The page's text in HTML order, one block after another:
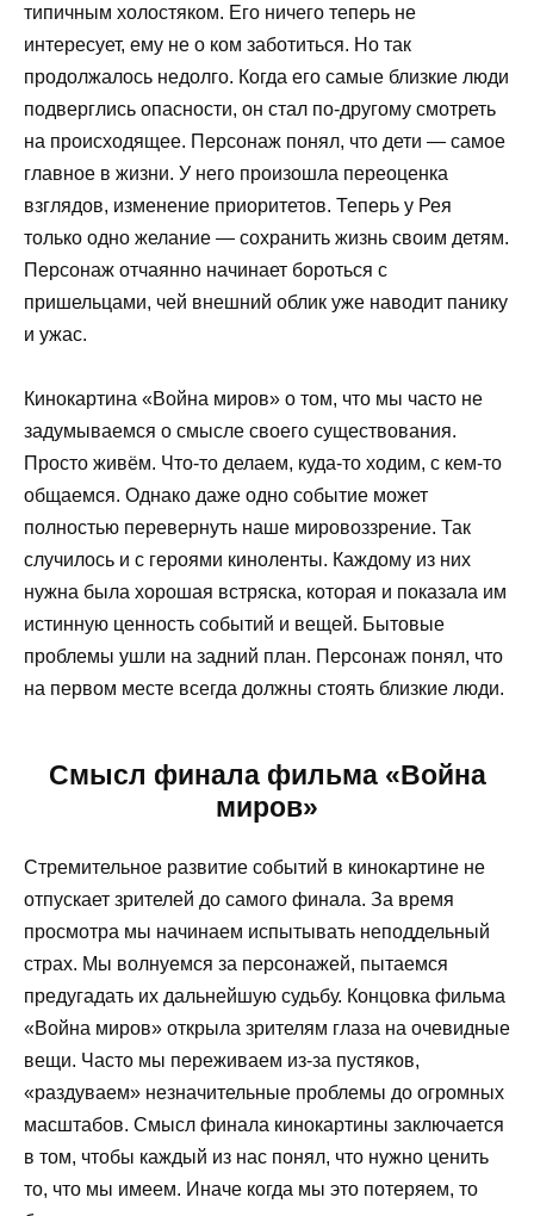
типичным холостяком. Его ничего теперь не
интересует, ему не о ком заботиться. Но так
продолжалось недолго. Когда его самые близкие люди
подверглись опасности, он стал по-другому смотреть
на происходящее. Персонаж понял, что дети — самое
главное в жизни. У него произошла переоценка
взглядов, изменение приоритетов. Теперь у Рея
только одно желание — сохранить жизнь своим детям.
Персонаж отчаянно начинает бороться с
пришельцами, чей внешний облик уже наводит панику
и ужас.
Кинокартина «Война миров» о том, что мы часто не
задумываемся о смысле своего существования.
Просто живём. Что-то делаем, куда-то ходим, с кем-то
общаемся. Однако даже одно событие может
полностью перевернуть наше мировоззрение. Так
случилось и с героями киноленты. Каждому из них
нужна была хорошая встряска, которая и показала им
истинную ценность событий и вещей. Бытовые
проблемы ушли на задний план. Персонаж понял, что
на первом месте всегда должны стоять близкие люди.
Смысл финала фильма «Война
миров»
Стремительное развитие событий в кинокартине не
отпускает зрителей до самого финала. За время
просмотра мы начинаем испытывать неподдельный
страх. Мы волнуемся за персонажей, пытаемся
предугадать их дальнейшую судьбу. Концовка фильма
«Война миров» открыла зрителям глаза на очевидные
вещи. Часто мы переживаем из-за пустяков,
«раздуваем» незначительные проблемы до огромных
масштабов. Смысл финала кинокартины заключается
в том, чтобы каждый из нас понял, что нужно ценить
то, что мы имеем. Иначе когда мы это потеряем, то